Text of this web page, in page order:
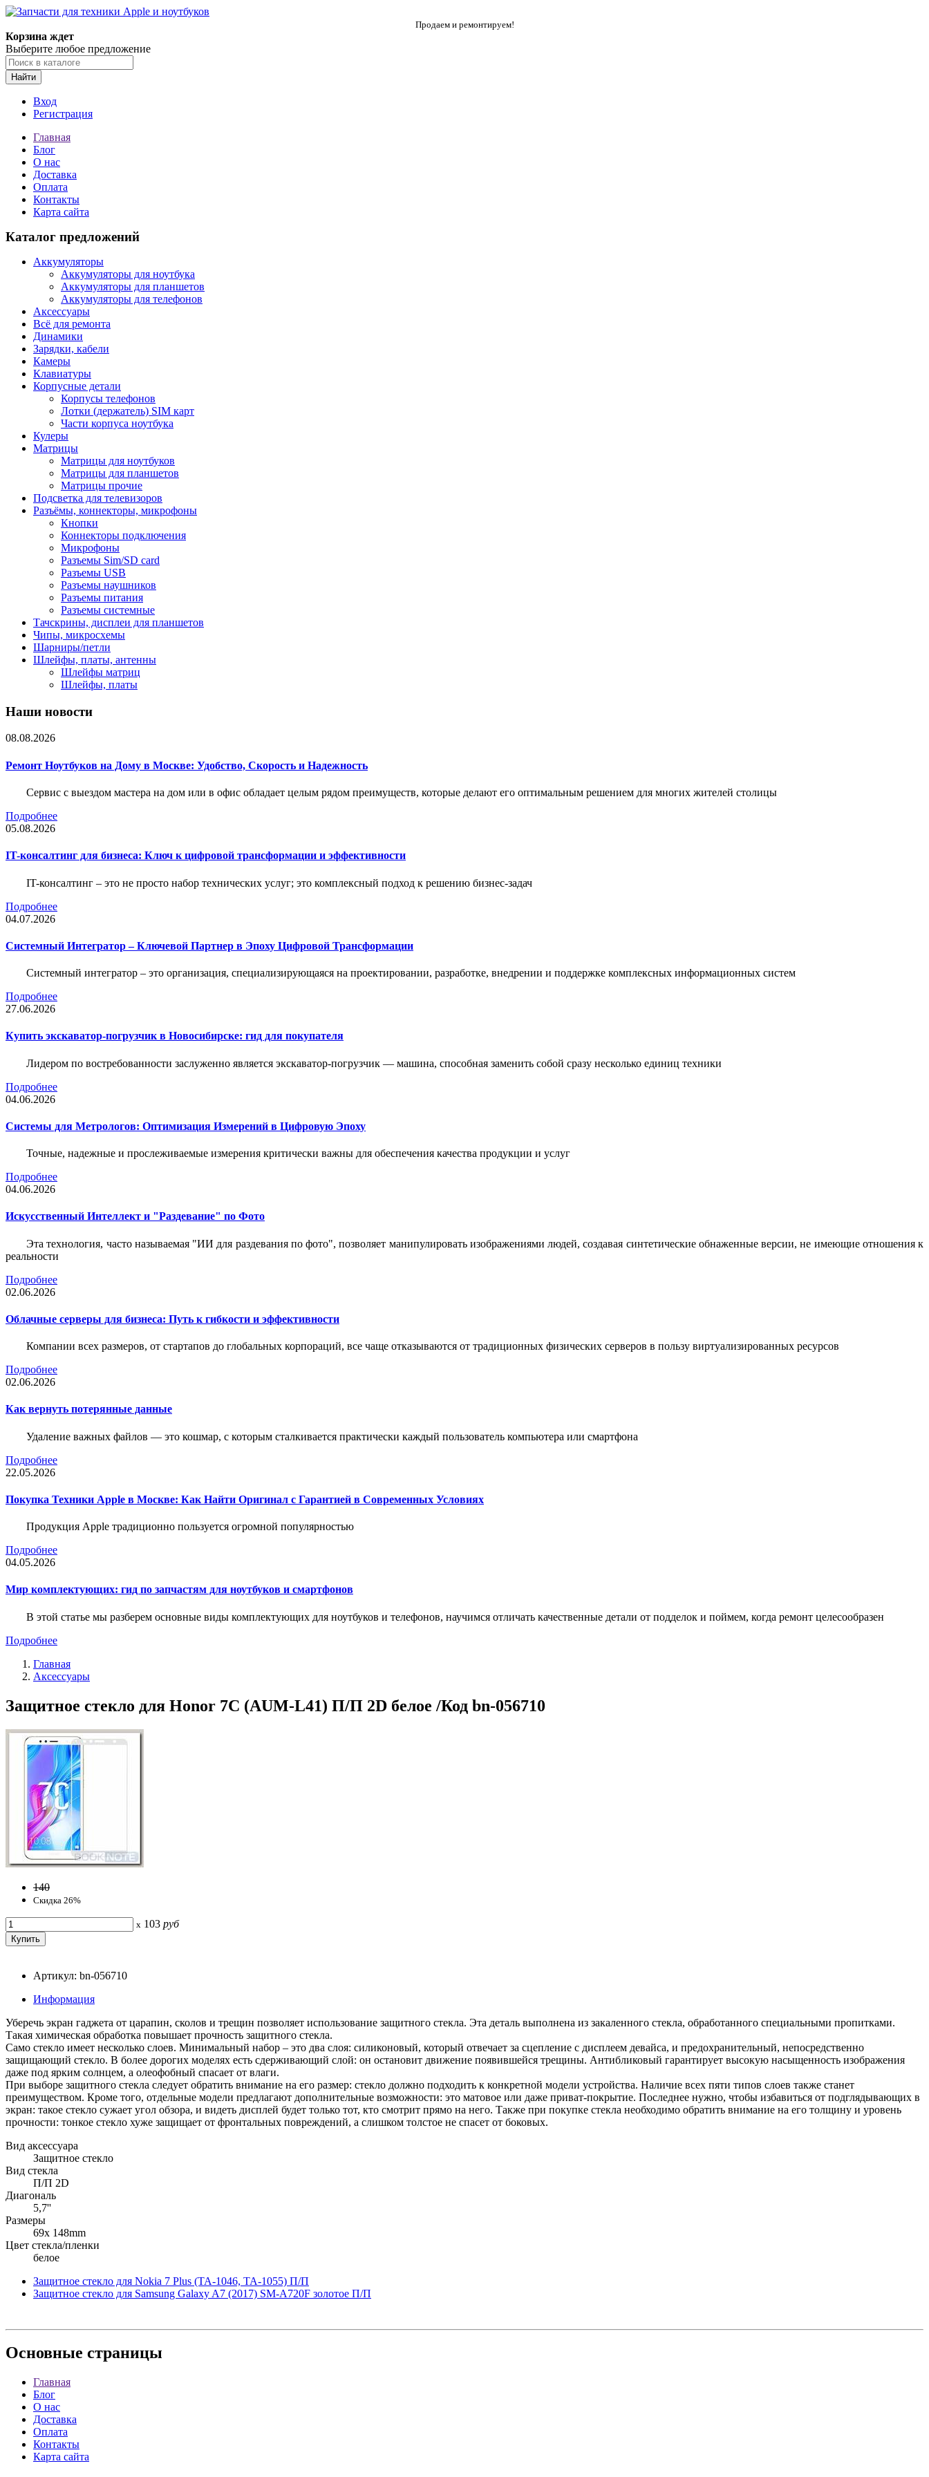
Продаем и ремонтируем!
Корзина ждет
Выберите любое предложение
Найти
Вход
Регистрация
Главная
Блог
О нас
Доставка
Оплата
Контакты
Карта сайта
Каталог предложений
Аккумуляторы
Аккумуляторы для ноутбука
Аккумуляторы для планшетов
Аккумуляторы для телефонов
Аксессуары
Всё для ремонта
Динамики
Зарядки, кабели
Камеры
Клавиатуры
Корпусные детали
Корпусы телефонов
Лотки (держатель) SIM карт
Части корпуса ноутбука
Кулеры
Матрицы
Матрицы для ноутбуков
Матрицы для планшетов
Матрицы прочие
Подсветка для телевизоров
Разъёмы, коннекторы, микрофоны
Кнопки
Коннекторы подключения
Микрофоны
Разъемы Sim/SD card
Разъемы USB
Разъемы наушников
Разъемы питания
Разъемы системные
Тачскрины, дисплеи для планшетов
Чипы, микросхемы
Шарниры/петли
Шлейфы, платы, антенны
Шлейфы матриц
Шлейфы, платы
Наши новости
08.08.2026
Ремонт Ноутбуков на Дому в Москве: Удобство, Скорость и Надежность
Сервис с выездом мастера на дом или в офис обладает целым рядом преимуществ, которые делают его оптимальным решением для многих жителей столицы
Подробнее
05.08.2026
IT-консалтинг для бизнеса: Ключ к цифровой трансформации и эффективности
IT-консалтинг – это не просто набор технических услуг; это комплексный подход к решению бизнес-задач
Подробнее
04.07.2026
Системный Интегратор – Ключевой Партнер в Эпоху Цифровой Трансформации
Системный интегратор – это организация, специализирующаяся на проектировании, разработке, внедрении и поддержке комплексных информационных систем
Подробнее
27.06.2026
Купить экскаватор-погрузчик в Новосибирске: гид для покупателя
Лидером по востребованности заслуженно является экскаватор-погрузчик — машина, способная заменить собой сразу несколько единиц техники
Подробнее
04.06.2026
Системы для Метрологов: Оптимизация Измерений в Цифровую Эпоху
Точные, надежные и прослеживаемые измерения критически важны для обеспечения качества продукции и услуг
Подробнее
04.06.2026
Искусственный Интеллект и "Раздевание" по Фото
Эта технология, часто называемая "ИИ для раздевания по фото", позволяет манипулировать изображениями людей, создавая синтетические обнаженные версии, не имеющие отношения к
реальности
Подробнее
02.06.2026
Облачные серверы для бизнеса: Путь к гибкости и эффективности
Компании всех размеров, от стартапов до глобальных корпораций, все чаще отказываются от традиционных физических серверов в пользу виртуализированных ресурсов
Подробнее
02.06.2026
Как вернуть потерянные данные
Удаление важных файлов — это кошмар, с которым сталкивается практически каждый пользователь компьютера или смартфона
Подробнее
22.05.2026
Покупка Техники Apple в Москве: Как Найти Оригинал с Гарантией в Современных Условиях
Продукция Apple традиционно пользуется огромной популярностью
Подробнее
04.05.2026
Мир комплектующих: гид по запчастям для ноутбуков и смартфонов
В этой статье мы разберем основные виды комплектующих для ноутбуков и телефонов, научимся отличать качественные детали от подделок и поймем, когда ремонт целесообразен
Подробнее
Главная
Аксессуары
Защитное стекло для Honor 7C (AUM-L41) П/П 2D белое /Код bn-056710
140
Скидка 26%
x 103 руб
Артикул: bn-056710
Информация
Уберечь экран гаджета от царапин, сколов и трещин позволяет использование защитного стекла. Эта деталь выполнена из закаленного стекла, обработанного специальными пропитками.
Такая химическая обработка повышает прочность защитного стекла.
Само стекло имеет несколько слоев. Минимальный набор – это два слоя: силиконовый, который отвечает за сцепление с дисплеем девайса, и предохранительный, непосредственно
защищающий стекло. В более дорогих моделях есть сдерживающий слой: он остановит движение появившейся трещины. Антибликовый гарантирует высокую насыщенность изображения
даже под ярким солнцем, а олеофобный спасает от влаги.
При выборе защитного стекла следует обратить внимание на его размер: стекло должно подходить к конкретной модели устройства. Наличие всех пяти типов слоев также станет
преимуществом. Кроме того, отдельные модели предлагают дополнительные возможности: это матовое или даже приват-покрытие. Последнее нужно, чтобы избавиться от подглядывающих в
экран: такое стекло сужает угол обзора, и видеть дисплей будет только тот, кто смотрит прямо на него. Также при покупке стекла необходимо обратить внимание на его толщину и уровень
прочности: тонкое стекло хуже защищает от фронтальных повреждений, а слишком толстое не спасет от боковых.
Вид аксессуара
Защитное стекло
Вид стекла
П/П 2D
Диагональ
5,7''
Размеры
69x 148mm
Цвет стекла/пленки
белое
Защитное стекло для Nokia 7 Plus (TA-1046, TA-1055) П/П
Защитное стекло для Samsung Galaxy A7 (2017) SM-A720F золотое П/П
Основные страницы
Главная
Блог
О нас
Доставка
Оплата
Контакты
Карта сайта